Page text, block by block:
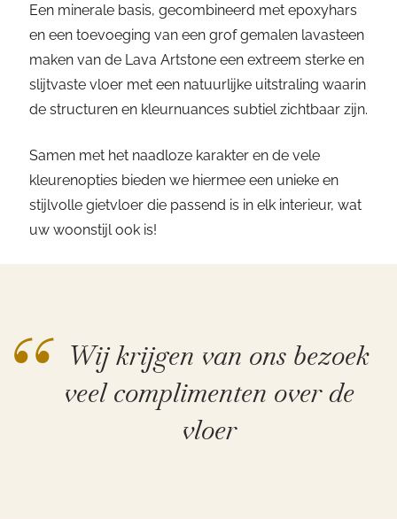
Een minerale basis, gecombineerd met epoxyhars
en een toevoeging van een grof gemalen lavasteen
maken van de Lava Artstone een extreem sterke en
slijtvaste vloer met een natuurlijke uitstraling waarin
de structuren en kleurnuances subtiel zichtbaar zijn.
Samen met het naadloze karakter en de vele
kleurenopties bieden we hiermee een unieke en
stijlvolle gietvloer die passend is in elk interieur, wat
uw woonstijl ook is!
Wij krijgen van ons bezoek
veel complimenten over de
vloer